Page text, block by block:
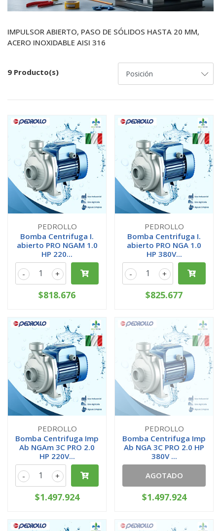
IMPULSOR ABIERTO, PASO DE SÓLIDOS HASTA 20 MM,
ACERO INOXIDABLE AISI 316
9 Producto(s)
PEDROLLO
Bomba Centrifuga I.
abierto PRO NGAM 1.0
HP 220...
+
-
$818.676
PEDROLLO
Bomba Centrifuga I.
abierto PRO NGA 1.0
HP 380V...
+
-
$825.677
PEDROLLO
Bomba Centrifuga Imp
Ab NGAm 3C PRO 2.0
HP 220V...
+
-
$1.497.924
PEDROLLO
Bomba Centrifuga Imp
Ab NGA 3C PRO 2.0 HP
380V ...
AGOTADO
$1.497.924